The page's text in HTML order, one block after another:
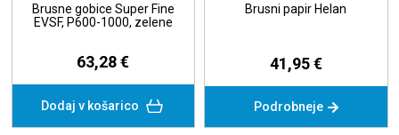
Brusne gobice Super Fine
EVSF, P600-1000, zelene
63,28 €
Dodaj v košarico
Brusni papir Helan
41,95 €
Podrobneje